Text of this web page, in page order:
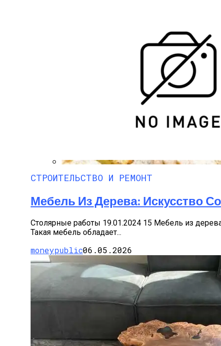
Деревянные Беседки С Лавками И
Полезно Ли Спать Днем?
Домашние Рогалики «Баунти»:
СТРОИТЕЛЬСТВО И РЕМОНТ
Мебель Из Дерева: Искусство
Столярные работы 19.01.2024 15 Мебель из
Такая мебель обладает...
moneypublic06.05.2026